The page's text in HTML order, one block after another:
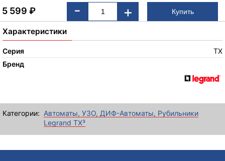
5 599₽ - +
Характеристики
Серия
TX
Бренд
Категории: Автоматы, УЗО, ДИФ-Автоматы, Рубильники
Legrand TX³